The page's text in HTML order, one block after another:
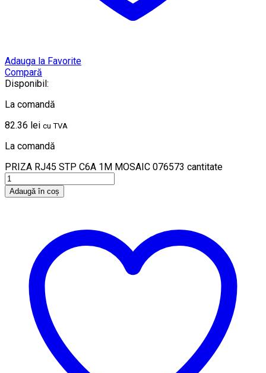
Adauga la Favorite
Compară
Disponibil:
La comandă
82.36 lei cu TVA
La comandă
PRIZA RJ45 STP C6A 1M MOSAIC 076573 cantitate
Adaugă în coș